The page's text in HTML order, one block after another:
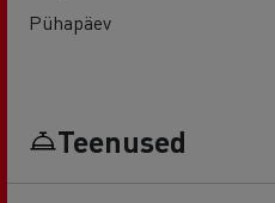
Pühapäev
Teenused